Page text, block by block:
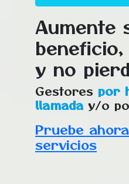
Aumente
beneficio,
y no
Gestores por
llamada y/o
Pruebe
servicios